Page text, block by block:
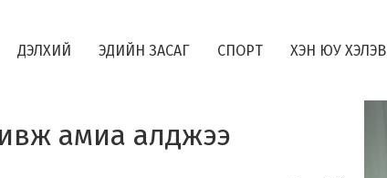
ДЭЛХИЙ ЭДИЙН ЗАСАГ СПОРТ ХЭН ЮУ ХЭЛЭВ
амиа алджээ